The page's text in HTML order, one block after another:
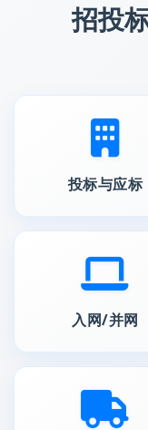
招投
投标与应标
入网/并网